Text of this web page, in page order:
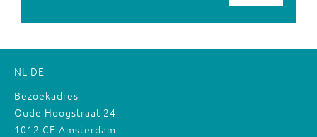
NL DE
Bezoekadres
Oude Hoogstraat 24
1012 CE Amsterdam